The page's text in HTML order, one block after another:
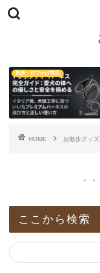
散歩・おでかけ用品
HOME お散歩グッズ
ここから検索